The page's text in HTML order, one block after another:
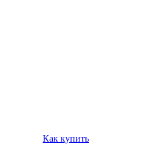
Как купить